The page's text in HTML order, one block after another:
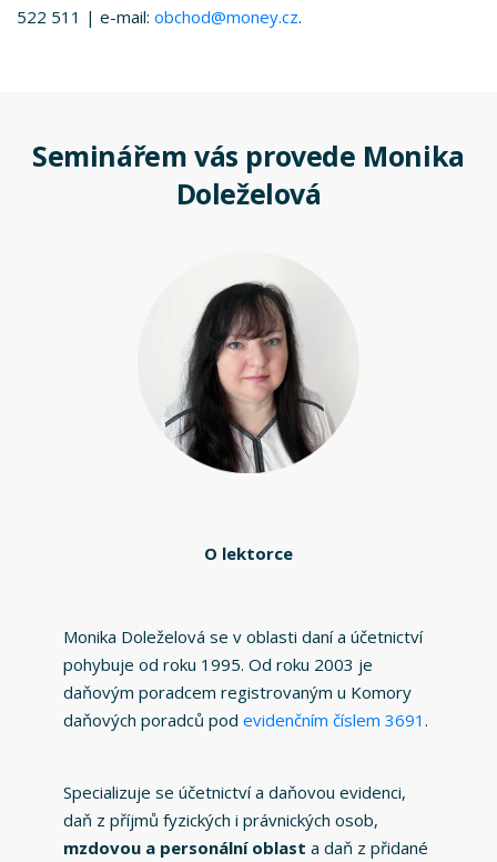
522 511 | e-mail: obchod@money.cz.
Seminářem vás provede Monika
Doleželová
O lektorce
Monika Doleželová se v oblasti daní a účetnictví
pohybuje od roku 1995. Od roku 2003 je
daňovým poradcem registrovaným u Komory
daňových poradců pod evidenčním číslem 3691 .
Specializuje se účetnictví a daňovou evidenci,
daň z příjmů fyzických i právnických osob,
mzdovou a personální oblast a daň z přidané